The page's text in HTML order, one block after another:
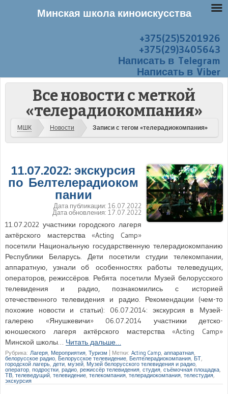
+375(25)5201926
+375(29)3405643
Написать в Telegram
Написать в Viber
Все новости с меткой
«телерадиокомпания»
МШК Новости Записи с тегом «телерадиокомпания»
11.07.2022: экскурсия
по Белтелерадиоком
пании
Дата публикации: 16.07.2022
Дата обновления: 17.07.2022
11.07.2022 участники городского лагеря
актёрского мастерства «Acting Camp»
посетили Национальную государственную телерадиокомпанию
Республики Беларусь. Дети посетили студии телекомпании,
аппаратную, узнали об особенностях работы телеведущих,
операторов, режиссёров. Ребята посетили Музей белорусского
телевидения и радио, познакомились с историей
отечественного телевидения и радио. Рекомендации (чем-то
похожие новости и статьи): 06.07.2014: экскурсия в Музей-
галерею «Янушкевичи» 06.07.2014 участники детско-
юношеского лагеря актёрского мастерства «Acting Camp»
Минской школы… Читать дальше…
Рубрика: Лагеря Мероприятия Туризм Метки: Acting Camp аппаратная
белорусское радио Белорусское телевидение Белтелерадиокомпания БТ
городской лагерь дети музей Музей белорусского телевидения и радио
оператор подростки радио режиссёр телевидения студия,съёмочная площадка
ТВ ,телеведущий телевидение телекомпания,телерадиокомпания телестудия,
экскурсия
Минская школа киноискусства